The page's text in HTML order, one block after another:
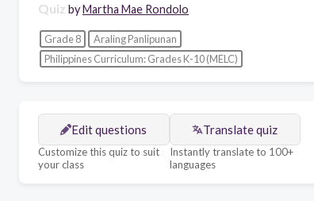
Quiz byMartha Mae Rondolo
Grade 8
Araling Panlipunan
Philippines Curriculum: Grades K-10 (MELC)
Edit questions
Customize this quiz to suit
your class
Translate quiz
Instantly translate to 100+
languages